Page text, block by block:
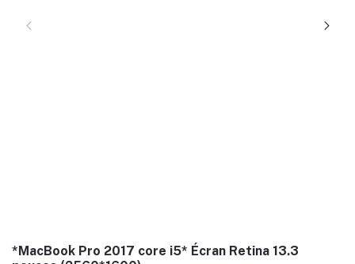
*MacBook Pro 2017 core i5* Écran Retina 13.3